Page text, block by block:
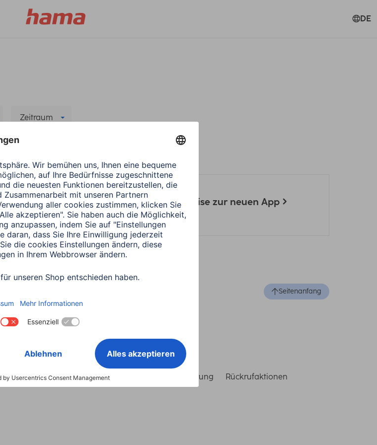
DE
Zeitraum
Hama Smart Home
Hama Home: Tipps und Hinweise zur neuen App
5 Minuten Lesedauer
Seitenanfang
Land wählen
Konformitätserklärungen Barrierefreiheitserklärung Rückrufaktionen